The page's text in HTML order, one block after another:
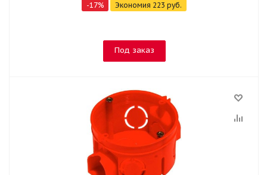
-17% Экономия 223 руб.
Под заказ